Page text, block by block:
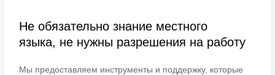
Не обязательно знание местного
языка, не нужны разрешения на работу
Мы предоставляем инструменты и поддержку, которые